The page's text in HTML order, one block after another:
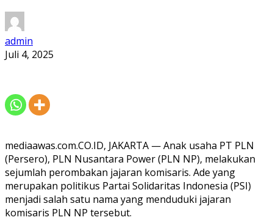
admin
Juli 4, 2025
mediaawas.com.CO.ID, JAKARTA — Anak usaha PT PLN
(Persero), PLN Nusantara Power (PLN NP), melakukan
sejumlah perombakan jajaran komisaris. Ade yang
merupakan politikus Partai Solidaritas Indonesia (PSI)
menjadi salah satu nama yang menduduki jajaran
komisaris PLN NP tersebut.